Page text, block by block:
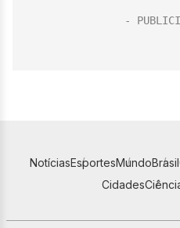
NotíciasEsportesMundoBrasil
Cidades